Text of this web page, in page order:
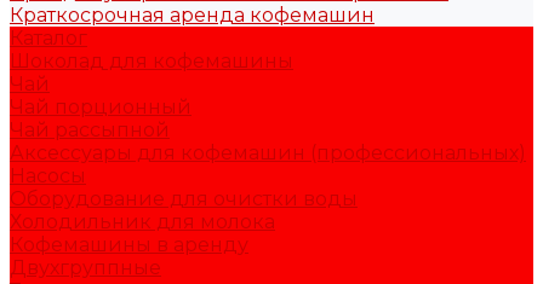
Краткосрочная аренда кофемашин
Каталог
Шоколад для кофемашины
Чай
Чай порционный
Чай рассыпной
Аксессуары для кофемашин (профессиональных)
Насосы
Оборудование для очистки воды
Холодильник для молока
Кофемашины в аренду
Двухгруппные